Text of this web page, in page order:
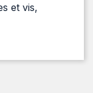
et vis,